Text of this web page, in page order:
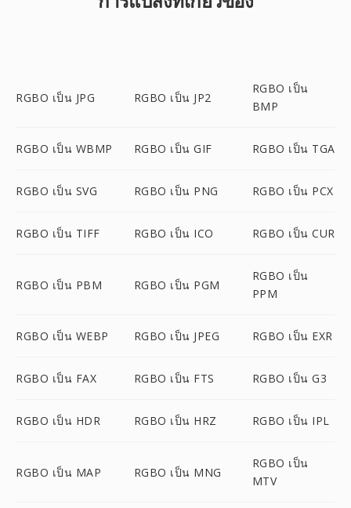
RGBO เป็น JPG RGBO เป็น JP2
RGBO เป็น
BMP
RGBO เป็น WBMP RGBO เป็น GIF RGBO เป็น TGA
RGBO เป็น SVG RGBO เป็น PNG RGBO เป็น PCX
RGBO เป็น TIFF RGBO เป็น ICO RGBO เป็น CUR
RGBO เป็น PBM RGBO เป็น PGM
RGBO เป็น
PPM
RGBO เป็น WEBP RGBO เป็น JPEG RGBO เป็น EXR
RGBO เป็น FAX RGBO เป็น FTS RGBO เป็น G3
RGBO เป็น HDR RGBO เป็น HRZ RGBO เป็น IPL
RGBO เป็น MAP RGBO เป็น MNG
RGBO เป็น
MTV